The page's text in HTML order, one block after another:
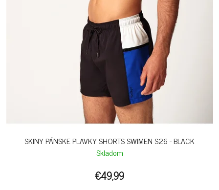
SKINY PÁNSKE PLAVKY SHORTS SWIMEN S26 - BLACK
Skladom
€49,99